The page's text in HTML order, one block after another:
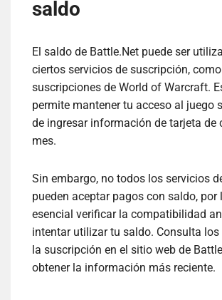
saldo
El saldo de Battle.Net puede ser
ciertos servicios de suscripción,
suscripciones de World of Warcraft.
permite mantener tu acceso al juego
de ingresar información de tarjeta de
mes.
Sin embargo, no todos los servicios
pueden aceptar pagos con saldo, por
esencial verificar la compatibilidad
intentar utilizar tu saldo. Consulta los
la suscripción en el sitio web de
obtener la información más reciente.